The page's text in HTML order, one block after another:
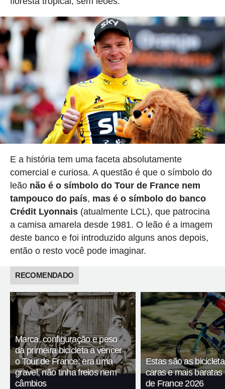
E a história tem uma faceta absolutamente
comercial e curiosa. A questão é que o símbolo do
leão não é o símbolo do Tour de France nem
tampouco do país, mas é o símbolo do banco
Crédit Lyonnais(atualmente LCL), que patrocina
a camisa amarela desde 1981. O leão é a imagem
deste banco e foi introduzido alguns anos depois,
então o resto você pode imaginar.
RECOMENDADO
Marca, configuração e peso
da primeira bicicleta a vencer
o Tour de France: era uma
gravel, não tinha freios nem
câmbios
Estas são as
caras e mais baratas
de France 2026